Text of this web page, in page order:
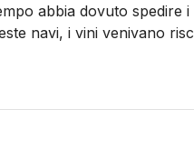
abbia dovuto spedire
navi, i vini venivano